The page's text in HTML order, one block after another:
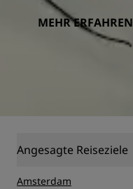
MEHR ERFAHREN
Angesagte Reiseziele
Amsterdam